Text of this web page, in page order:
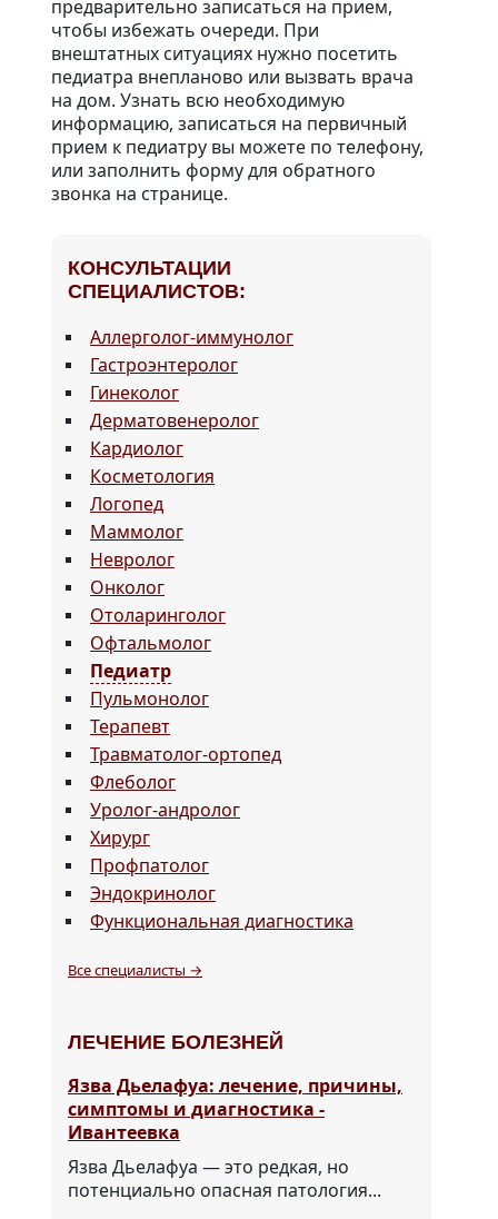
предварительно записаться на прием,
чтобы избежать очереди. При
внештатных ситуациях нужно посетить
педиатра внепланово или вызвать врача
на дом. Узнать всю необходимую
информацию, записаться на первичный
прием к педиатру вы можете по телефону,
или заполнить форму для обратного
звонка на странице.
КОНСУЛЬТАЦИИ
СПЕЦИАЛИСТОВ:
Аллерголог-иммунолог
Гастроэнтеролог
Гинеколог
Дерматовенеролог
Кардиолог
Косметология
Логопед
Маммолог
Невролог
Онколог
Отоларинголог
Офтальмолог
Педиатр
Пульмонолог
Терапевт
Травматолог-ортопед
Флеболог
Уролог-андролог
Хирург
Профпатолог
Эндокринолог
Функциональная диагностика
Все специалисты →
ЛЕЧЕНИЕ БОЛЕЗНЕЙ
Язва Дьелафуа: лечение, причины,
симптомы и диагностика -
Ивантеевка
Язва Дьелафуа — это редкая, но
потенциально опасная патология...